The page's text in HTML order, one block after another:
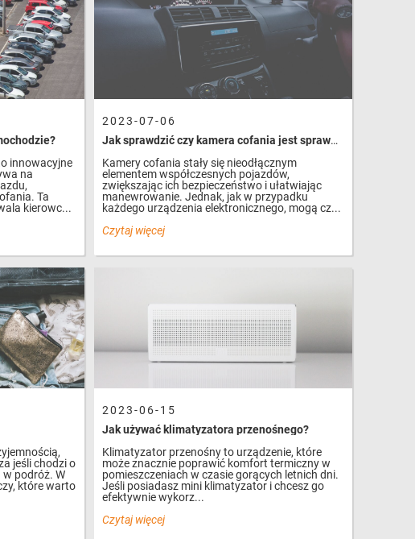
innowacyjne
na
Ta
kierowc...
2023-07-06
Jak sprawdzić czy kamera cofania jest sprawna?
Kamery cofania stały się nieodłącznym
elementem współczesnych pojazdów,
zwiększając ich bezpieczeństwo i ułatwiając
manewrowanie. Jednak, jak w przypadku
każdego urządzenia elektronicznego, mogą cz...
Czytaj więcej
jeśli chodzi o
w podróż. W
które warto
2023-06-15
Jak używać klimatyzatora przenośnego?
Klimatyzator przenośny to urządzenie, które
może znacznie poprawić komfort termiczny w
pomieszczeniach w czasie gorących letnich dni.
Jeśli posiadasz mini klimatyzator i chcesz go
efektywnie wykorz...
Czytaj więcej